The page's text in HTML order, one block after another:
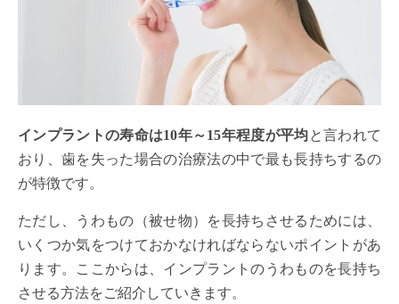
インプラントの寿命は10年～15年程度が平均と言われて
おり、歯を失った場合の治療法の中で最も長持ちするの
が特徴です。
ただし、うわもの（被せ物）を長持ちさせるためには、
いくつか気をつけておかなければならないポイントがあ
ります。ここからは、インプラントのうわものを長持ち
させる方法をご紹介していきます。